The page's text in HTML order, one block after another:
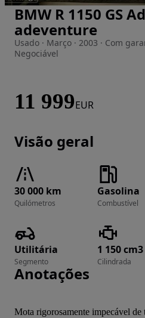
Imagem 1 de 14
BMW R 1150 GS
adeventure
Usado · Março · 2003 · Com
Negociável
11 999EUR
Visão geral
30 000 km
Quilómetros
Gasolina
Combustível
Utilitária
Segmento
1 150 cm3
Cilindrada
Anotações
Mota rigorosamente impecável de